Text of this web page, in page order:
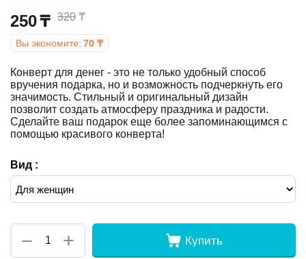
250₸ 320 ₸
Вы экономите: 70 ₸
Конверт для денег - это не только удобный способ
вручения подарка, но и возможность подчеркнуть его
значимость. Стильный и оригинальный дизайн
позволит создать атмосферу праздника и радости.
Сделайте ваш подарок еще более запоминающимся с
помощью красивого конверта!
Вид :
+
− Купить